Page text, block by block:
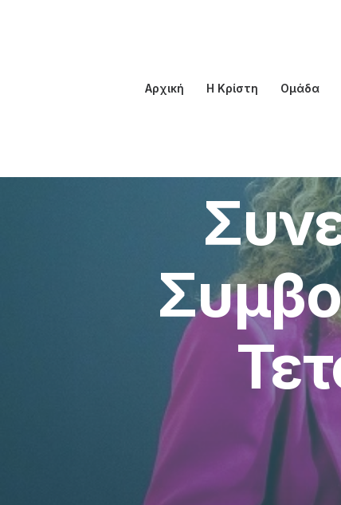
Αρχική Η Κρίστη Ομάδα